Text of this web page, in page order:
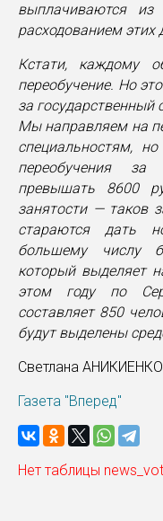
выплачиваются из
расходованием этих
Кстати, каждому
переобучение. Но
за государственный
Мы направляем на
специальностям,
переобучения
превышать 8600
занятости — таков
стараются дать
большему числу
который выделяет
этом году по
составляет 850
будут выделены
Светлана АНИКИЕНКО
Газета "Вперед"
Нет таблицы